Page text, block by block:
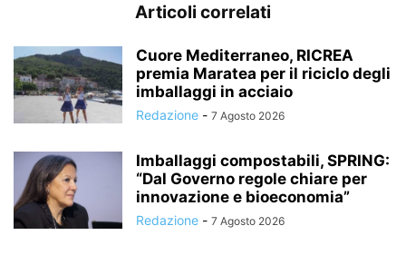
Articoli correlati
Cuore Mediterraneo, RICREA
premia Maratea per il riciclo degli
imballaggi in acciaio
Redazione - 7 Agosto 2026
Imballaggi compostabili, SPRING:
“Dal Governo regole chiare per
innovazione e bioeconomia”
Redazione - 7 Agosto 2026